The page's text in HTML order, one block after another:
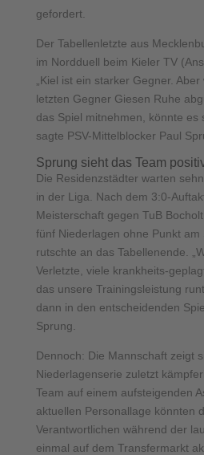
gefordert.
Der Tabellenletzte aus
im Nordduell beim Kieler TV
„Kiel ist ein starker Gegner.
letzten Gegner Giesen Ruhe
das Spiel mitnehmen, könnte es
sagte PSV-Mittelblocker Paul
Sprung sieht das Team
Die Residenzstädter warten
in der Liga. Nach dem 3:0-
Meisterschaft gegen TuB
fünf Niederlagen ohne Punkt am
rutschte an das Tabellenende.
Verletzte, viele krankheits-
das unsere Trainingsleistung
dann in den entscheidenden
Sprung.
Dennoch: Die Mannschaft zeigt
Niederlagenserie zuletzt
Team auf einem aufsteigenden
aktuellen Personallage könnten
Verantwortlichen während der
einmal auf dem Transfermarkt